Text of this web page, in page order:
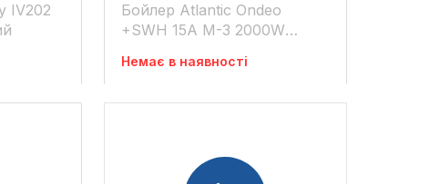
IV202
Бойлер Atlantic Ondeo
+SWH 15A M-3 2000W
Немає в наявності